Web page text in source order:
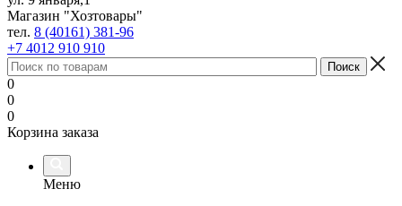
Магазин "Хозтовары"
тел. 8 (40161) 381-96
+7 4012 910 910
0
0
0
Корзина заказа
Меню